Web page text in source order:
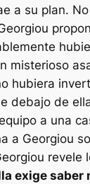
a su plan. No
misterioso
hubiera
debajo de
a una
a Georgiou
revele
exige saber